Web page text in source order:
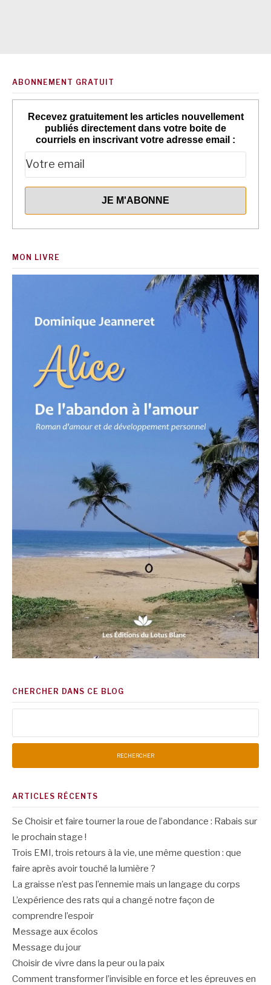
ABONNEMENT GRATUIT
Recevez gratuitement les articles nouvellement
publiés directement dans votre boite de
courriels en inscrivant votre adresse email :
MON LIVRE
CHERCHER DANS CE BLOG
ARTICLES RÉCENTS
Se Choisir et faire tourner la roue de l’abondance : Rabais sur
le prochain stage !
Trois EMI, trois retours à la vie, une même question : que
faire après avoir touché la lumière ?
La graisse n’est pas l’ennemie mais un langage du corps
L’expérience des rats qui a changé notre façon de
comprendre l’espoir
Message aux écolos
Message du jour
Choisir de vivre dans la peur ou la paix
Comment transformer l’invisible en force et les épreuves en